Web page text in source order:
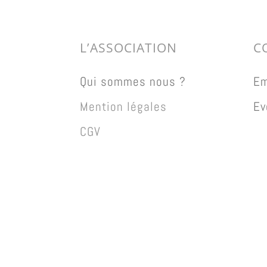
L’ASSOCIATION
Qui sommes nous ?
Mention légales
CGV